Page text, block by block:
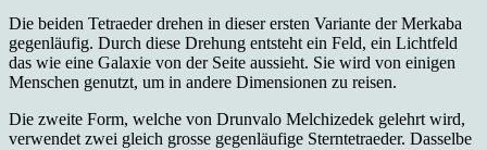
Die beiden Tetraeder drehen in dieser ersten Variante der Merkaba
gegenläufig. Durch diese Drehung entsteht ein Feld, ein Lichtfeld
das wie eine Galaxie von der Seite aussieht. Sie wird von einigen
Menschen genutzt, um in andere Dimensionen zu reisen.
Die zweite Form, welche von Drunvalo Melchizedek gelehrt wird,
verwendet zwei gleich grosse gegenläufige Sterntetraeder. Dasselbe